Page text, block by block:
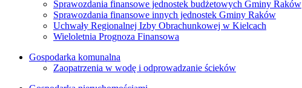
Sprawozdania finansowe jednostek budżetowych Gminy Raków
Sprawozdania finansowe innych jednostek Gminy Raków
Uchwały Regionalnej Izby Obrachunkowej w Kielcach
Wieloletnia Prognoza Finansowa
Gospodarka komunalna
Zaopatrzenia w wodę i odprowadzanie ścieków